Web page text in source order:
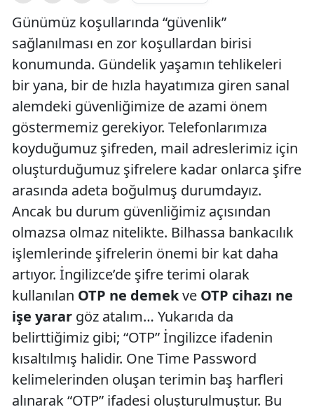
Günümüz koşullarında “güvenlik”
sağlanılması en zor koşullardan birisi
konumunda. Gündelik yaşamın tehlikeleri
bir yana, bir de hızla hayatımıza giren sanal
alemdeki güvenliğimize de azami önem
göstermemiz gerekiyor. Telefonlarımıza
koyduğumuz şifreden, mail adreslerimiz için
oluşturduğumuz şifrelere kadar onlarca şifre
arasında adeta boğulmuş durumdayız.
Ancak bu durum güvenliğimiz açısından
olmazsa olmaz nitelikte. Bilhassa bankacılık
işlemlerinde şifrelerin önemi bir kat daha
artıyor. İngilizce’de şifre terimi olarak
kullanılan OTP ne demekve OTP cihazı ne
işe yarar göz atalım… Yukarıda da
belirttiğimiz gibi; “OTP” İngilizce ifadenin
kısaltılmış halidir. One Time Password
kelimelerinden oluşan terimin baş harfleri
alınarak “OTP” ifadesi oluşturulmuştur. Bu